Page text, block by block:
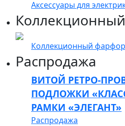
Аксессуары для
Коллекционный фарфор
Распродажа
ВИТОЙ РЕТРО-
ПОДЛОЖКИ
РАМКИ «ЭЛЕГАНТ»
Распродажа